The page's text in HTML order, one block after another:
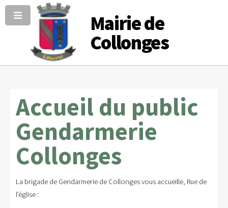
Mairie de
Collonges
Accueil du public
Gendarmerie
Collonges
La brigade de Gendarmerie de Collonges vous accueille, Rue de
l’église :